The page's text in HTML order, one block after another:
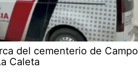
del cementerio de Campo
Caleta